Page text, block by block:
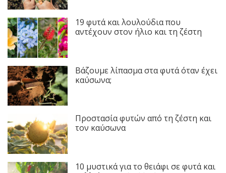
19 φυτά και λουλούδια που
αντέχουν στον ήλιο και τη ζέστη
Βάζουμε λίπασμα στα φυτά όταν έχει
καύσωνα;
Προστασία φυτών από τη ζέστη και
τον καύσωνα
10 μυστικά για το θειάφι σε φυτά και